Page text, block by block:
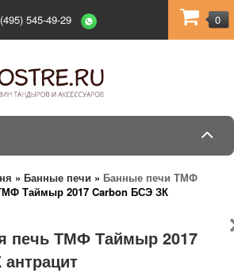
545-49-29 0
» Банные печи » Банные печи ТМФ
Таймыр 2017 Carbon БСЭ ЗК
печь ТМФ Таймыр 2017